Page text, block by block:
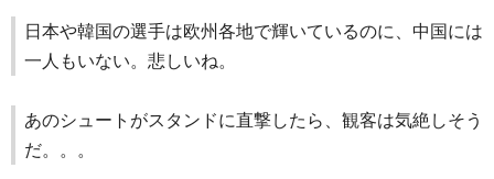
日本や韓国の選手は欧州各地で輝いているのに、中国には
一人もいない。悲しいね。
あのシュートがスタンドに直撃したら、観客は気絶しそう
だ。。。